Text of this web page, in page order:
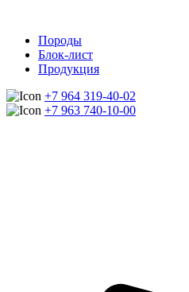
Породы
Блок-лист
Продукция
+7 964 319-40-02
+7 963 740-10-00